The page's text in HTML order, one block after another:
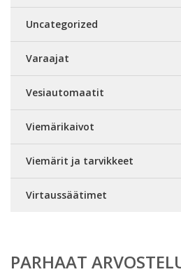
Uncategorized
Varaajat
Vesiautomaatit
Viemärikaivot
Viemärit ja tarvikkeet
Virtaussäätimet
PARHAAT